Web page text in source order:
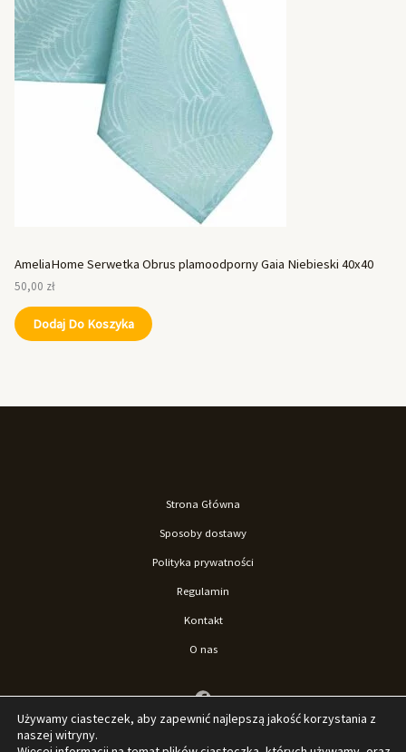
AmeliaHome Serwetka Obrus plamoodporny Gaia Niebieski 40x40
50,00 zł
Dodaj Do Koszyka
Strona Główna
Sposoby dostawy
Polityka prywatności
Regulamin
Kontakt
O nas
Używamy ciasteczek, aby zapewnić najlepszą jakość korzystania z
naszej witryny.